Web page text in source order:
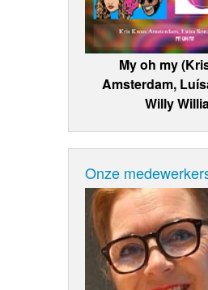
My oh my
Amsterdam,
Willy
Onze